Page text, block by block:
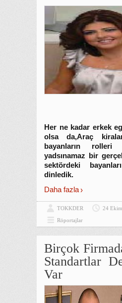
Her ne kadar erkek
olsa da,Araç
bayanların
yadsınamaz bir
sektördeki
dinledik.
Daha fazla
TOKKDER
24
Röportajlar
Birçok
Standartlar
Var